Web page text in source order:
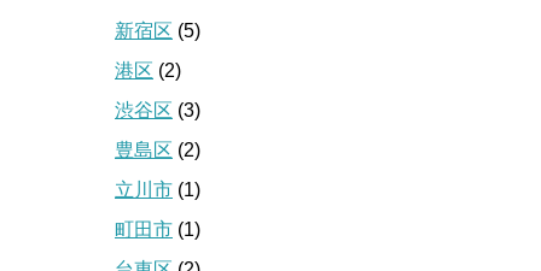
新宿区 (5)
港区 (2)
渋谷区 (3)
豊島区 (2)
立川市 (1)
町田市 (1)